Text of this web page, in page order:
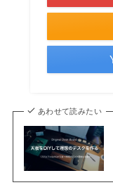
あわせて読みたい